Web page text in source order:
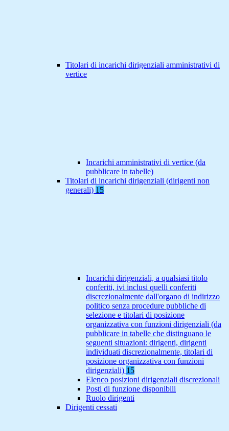
Titolari di incarichi dirigenziali amministrativi di
vertice
Incarichi amministrativi di vertice (da
pubblicare in tabelle)
Titolari di incarichi dirigenziali (dirigenti non
generali) 15
Incarichi dirigenziali, a qualsiasi titolo
conferiti, ivi inclusi quelli conferiti
discrezionalmente dall'organo di indirizzo
politico senza procedure pubbliche di
selezione e titolari di posizione
organizzativa con funzioni dirigenziali (da
pubblicare in tabelle che distinguano le
seguenti situazioni: dirigenti, dirigenti
individuati discrezionalmente, titolari di
posizione organizzativa con funzioni
dirigenziali) 15
Elenco posizioni dirigenziali discrezionali
Posti di funzione disponibili
Ruolo dirigenti
Dirigenti cessati